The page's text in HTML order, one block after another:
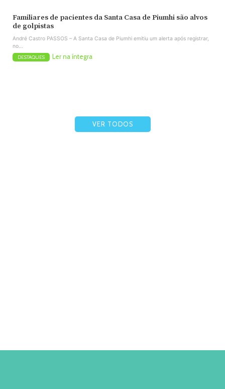
Familiares de pacientes da Santa Casa de Piumhi são alvos
de golpistas
André Castro PASSOS – A Santa Casa de Piumhi emitiu um alerta após registrar,
no...
DESTAQUES Ler na íntegra
VER TODOS